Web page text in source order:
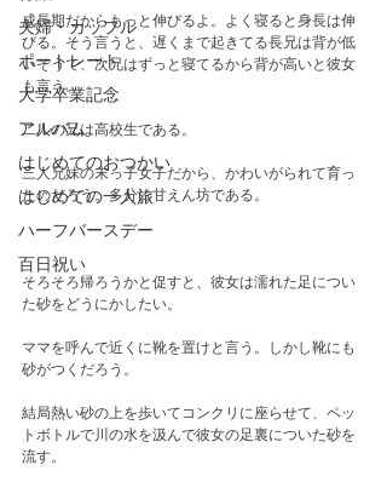
夫婦・カップル
ポートレート
大学卒業記念
アルバム
はじめてのおつかい
はじめての一人旅
ハーフバースデー
百日祝い
成長期だからもっと伸びるよ。よく寝ると身長は伸
びる。そう言うと、遅くまで起きてる長兄は背が低
いそうで、次兄はずっと寝てるから背が高いと彼女
も言う。
二人の兄は高校生である。
三人兄妹の末っ子女子だから、かわいがられて育っ
たのだろう。多分に甘えん坊である。
そろそろ帰ろうかと促すと、彼女は濡れた足につい
た砂をどうにかしたい。
ママを呼んで近くに靴を置けと言う。しかし靴にも
砂がつくだろう。
結局熱い砂の上を歩いてコンクリに座らせて、ペッ
トボトルで川の水を汲んで彼女の足裏についた砂を
流す。